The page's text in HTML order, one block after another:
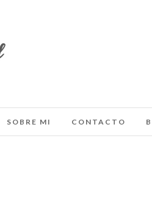
SOBRE MI CONTACTO